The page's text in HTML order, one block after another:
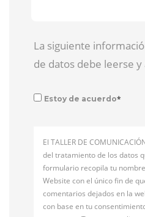
La siguiente
de datos debe leerse y
Estoy de acuerdo*
El TALLER DE
del tratamiento de los datos
formulario recopila tu
Website con el único fin de
comentarios dejados en la
con base en tu